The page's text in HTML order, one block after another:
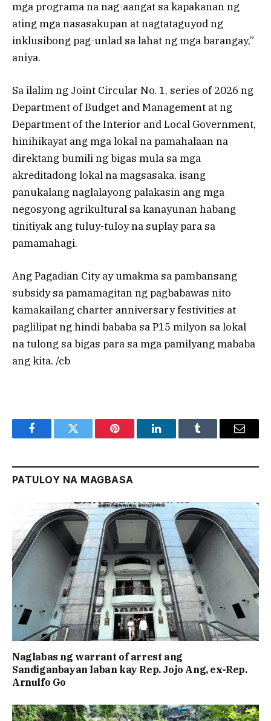
mga programa na nag-aangat sa kapakanan ng
ating mga nasasakupan at nagtataguyod ng
inklusibong pag-unlad sa lahat ng mga barangay,”
aniya.
Sa ilalim ng Joint Circular No. 1, series of 2026 ng
Department of Budget and Management at ng
Department of the Interior and Local Government,
hinihikayat ang mga lokal na pamahalaan na
direktang bumili ng bigas mula sa mga
akreditadong lokal na magsasaka, isang
panukalang naglalayong palakasin ang mga
negosyong agrikultural sa kanayunan habang
tinitiyak ang tuluy-tuloy na suplay para sa
pamamahagi.
Ang Pagadian City ay umakma sa pambansang
subsidy sa pamamagitan ng pagbabawas nito
kamakailang charter anniversary festivities at
paglilipat ng hindi bababa sa P15 milyon sa lokal
na tulong sa bigas para sa mga pamilyang mababa
ang kita. /cb
FacebookTwitter Pinterest LinkedInTumblr Email
PATULOY NA MAGBASA
Naglabas ng warrant of arrest ang
Sandiganbayan laban kay Rep. Jojo Ang, ex-Rep.
Arnulfo Go